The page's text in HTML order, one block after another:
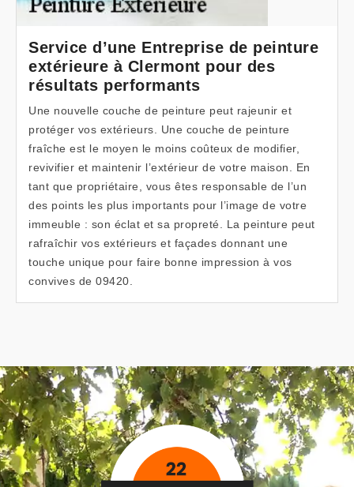
Service d’une Entreprise de peinture
extérieure à Clermont pour des
résultats performants
Une nouvelle couche de peinture peut rajeunir et
protéger vos extérieurs. Une couche de peinture
fraîche est le moyen le moins coûteux de modifier,
revivifier et maintenir l’extérieur de votre maison. En
tant que propriétaire, vous êtes responsable de l’un
des points les plus importants pour l’image de votre
immeuble : son éclat et sa propreté. La peinture peut
rafraîchir vos extérieurs et façades donnant une
touche unique pour faire bonne impression à vos
convives de 09420.